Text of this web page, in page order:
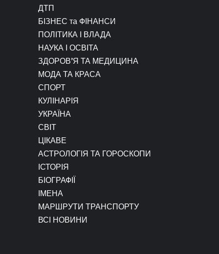
ДТП
БІЗНЕС та ФІНАНСИ
ПОЛІТИКА І ВЛАДА
НАУКА І ОСВІТА
ЗДОРОВ’Я ТА МЕДИЦИНА
МОДА ТА КРАСА
СПОРТ
КУЛІНАРІЯ
УКРАЇНА
СВІТ
ЦІКАВЕ
АСТРОЛОГІЯ ТА ГОРОСКОПИ
ІСТОРІЯ
БІОГРАФІЇ
ІМЕНА
МАРШРУТИ ТРАНСПОРТУ
ВСІ НОВИНИ